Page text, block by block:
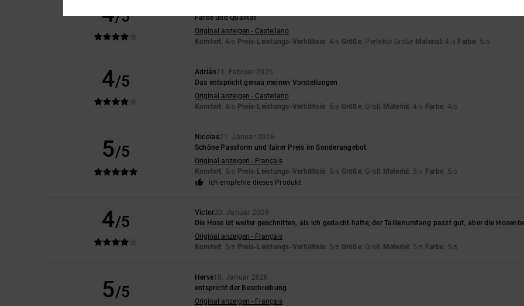
4/5
Farbe und Qualität
Original anzeigen - Castellano
Komfort: 4/5 Preis-Leistungs-Verhältnis: 4/5 Größe: Perfekte Größe Material : 4 /5 Farbe: 5/5
4/5
Adrián21. Februar 2026
Das entspricht genau meinen Vorstellungen
Original anzeigen - Castellano
Komfort: 4/5 Preis-Leistungs-Verhältnis: 5/5 Größe: Groß Material : 4/5 Farbe: 4/5
5/5
Nicolas21. Januar 2026
Schöne Passform und fairer Preis im Sonderangebot
Original anzeigen - Français
Komfort: 5/5 Preis-Leistungs-Verhältnis: 5/5 Größe: Groß Material : 5/5 Farbe: 5/5
Ich empfehle dieses Produkt
4/5
Victor20. Januar 2026
Die Hose ist weiter geschnitten, als ich gedacht hatte; der Taillenumfang passt gut, aber die
Original anzeigen - Français
Komfort: 5/5 Preis-Leistungs-Verhältnis: 5/5 Größe: Groß Material : 5/5 Farbe: 5/5
5/5
Herve18. Januar 2026
entspricht der Beschreibung
Original anzeigen - Français